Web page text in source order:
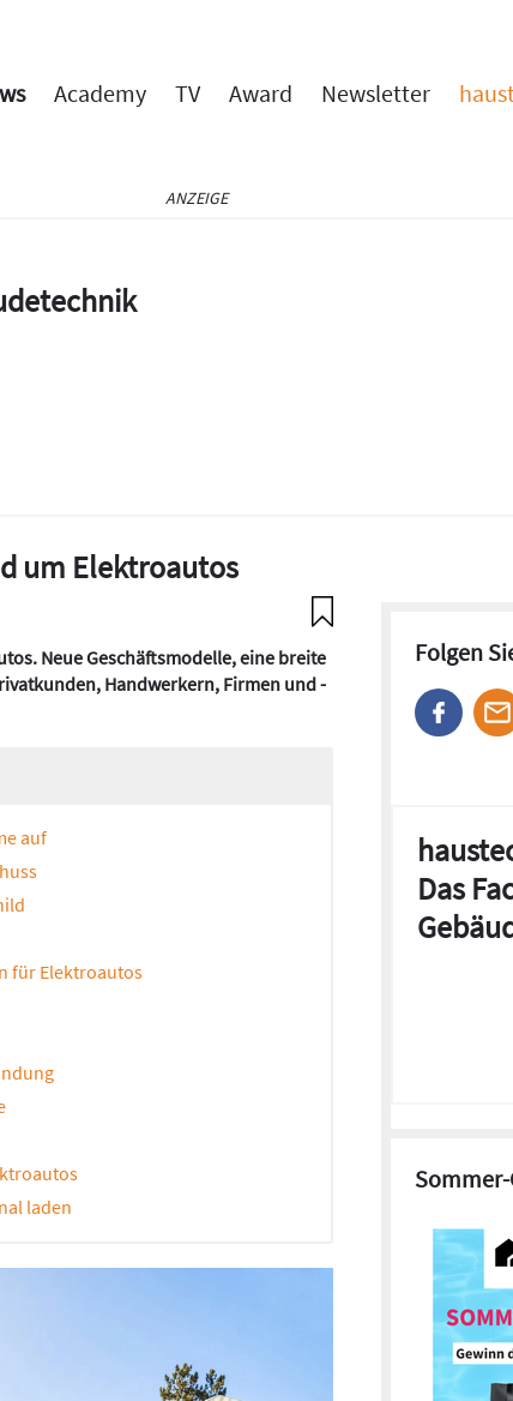
Academy TV Award Newsletter
ANZEIGE
um Elektroautos
Neue Geschäftsmodelle, eine breite
Handwerkern, Firmen und
auf
für Elektroautos
laden
Folgen
Das